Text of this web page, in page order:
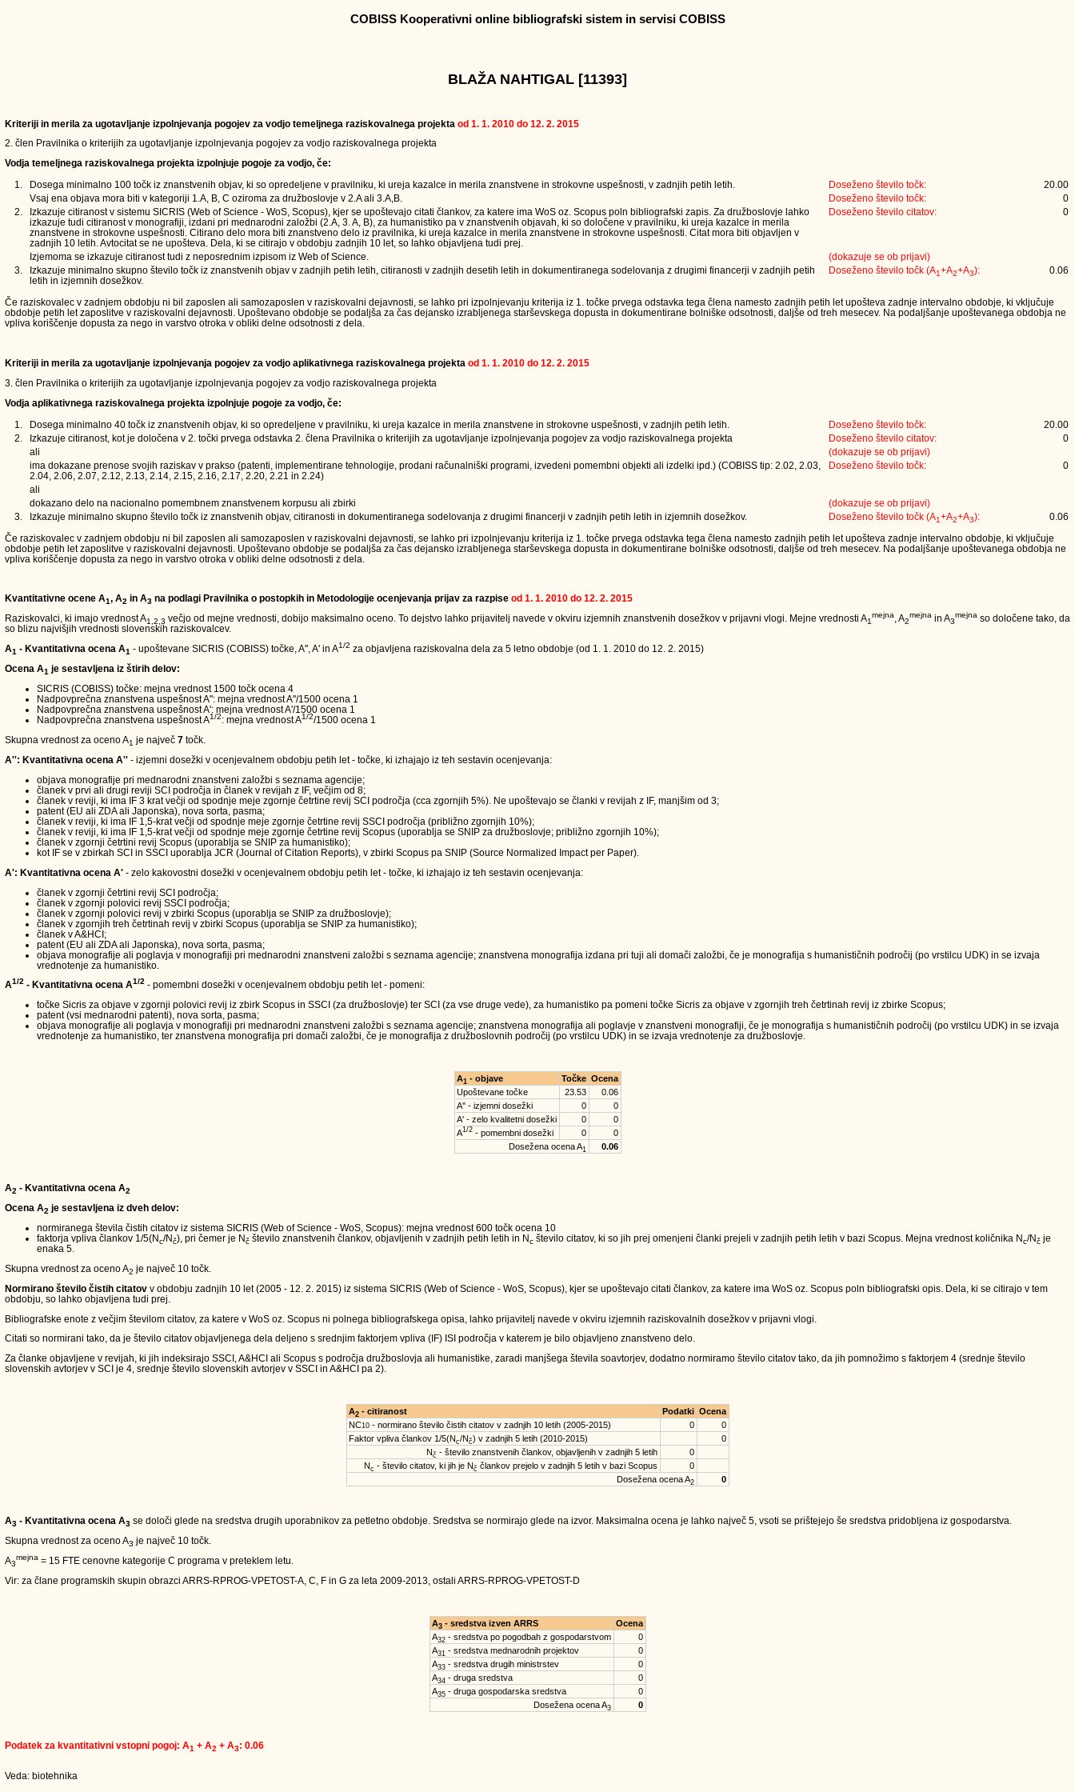
COBISS Kooperativni online bibliografski sistem in servisi COBISS
BLAŽA NAHTIGAL [11393]
Kriteriji in merila za ugotavljanje izpolnjevanja pogojev za vodjo temeljnega raziskovalnega projekta od 1. 1. 2010 do 12. 2. 2015
2. člen Pravilnika o kriterijih za ugotavljanje izpolnjevanja pogojev za vodjo raziskovalnega projekta
Vodja temeljnega raziskovalnega projekta izpolnjuje pogoje za vodjo, če:
1.
Dosega minimalno 100 točk iz znanstvenih objav, ki so opredeljene v pravilniku, ki ureja kazalce in merila znanstvene in strokovne uspešnosti, v zadnjih petih letih. Doseženo število točk:
20.00
Vsaj ena objava mora biti v kategoriji 1.A, B, C oziroma za družboslovje v 2.A ali 3.A,B.
Doseženo število točk:
0
2.
Izkazuje citiranost v sistemu SICRIS (Web of Science - WoS, Scopus), kjer se upoštevajo citati člankov, za katere ima WoS oz. Scopus poln bibliografski zapis. Za družboslovje lahko
izkazuje tudi citiranost v monografiji, izdani pri mednarodni založbi (2.A, 3. A, B), za humanistiko pa v znanstvenih objavah, ki so določene v pravilniku, ki ureja kazalce in merila
znanstvene in strokovne uspešnosti. Citirano delo mora biti znanstveno delo iz pravilnika, ki ureja kazalce in merila znanstvene in strokovne uspešnosti. Citat mora biti objavljen v
zadnjih 10 letih. Avtocitat se ne upošteva. Dela, ki se citirajo v obdobju zadnjih 10 let, so lahko objavljena tudi prej.
Doseženo število citatov: 0
Izjemoma se izkazuje citiranost tudi z neposrednim izpisom iz Web of Science.
(dokazuje se ob prijavi)
3.
Izkazuje minimalno skupno število točk iz znanstvenih objav v zadnjih petih letih, citiranosti v zadnjih desetih letih in dokumentiranega sodelovanja z drugimi financerji v zadnjih petih
letih in izjemnih dosežkov.
Doseženo število točk (A1+A2+A3): 0.06
Če raziskovalec v zadnjem obdobju ni bil zaposlen ali samozaposlen v raziskovalni dejavnosti, se lahko pri izpolnjevanju kriterija iz 1. točke prvega odstavka tega člena namesto zadnjih petih let upošteva zadnje intervalno obdobje, ki vključuje
obdobje petih let zaposlitve v raziskovalni dejavnosti. Upoštevano obdobje se podaljša za čas dejansko izrabljenega starševskega dopusta in dokumentirane bolniške odsotnosti, daljše od treh mesecev. Na podaljšanje upoštevanega obdobja ne
vpliva koriščenje dopusta za nego in varstvo otroka v obliki delne odsotnosti z dela.
Kriteriji in merila za ugotavljanje izpolnjevanja pogojev za vodjo aplikativnega raziskovalnega projekta od 1. 1. 2010 do 12. 2. 2015
3. člen Pravilnika o kriterijih za ugotavljanje izpolnjevanja pogojev za vodjo raziskovalnega projekta
Vodja aplikativnega raziskovalnega projekta izpolnjuje pogoje za vodjo, če:
1.
Dosega minimalno 40 točk iz znanstvenih objav, ki so opredeljene v pravilniku, ki ureja kazalce in merila znanstvene in strokovne uspešnosti, v zadnjih petih letih. Doseženo število točk:
20.00
2.
Izkazuje citiranost, kot je določena v 2. točki prvega odstavka 2. člena Pravilnika o kriterijih za ugotavljanje izpolnjevanja pogojev za vodjo raziskovalnega projekta Doseženo število citatov:
0
ali
(dokazuje se ob prijavi)
ima dokazane prenose svojih raziskav v prakso (patenti, implementirane tehnologije, prodani računalniški programi, izvedeni pomembni objekti ali izdelki ipd.) (COBISS tip: 2.02, 2.03,
2.04, 2.06, 2.07, 2.12, 2.13, 2.14, 2.15, 2.16, 2.17, 2.20, 2.21 in 2.24)
Doseženo število točk: 0
ali
dokazano delo na nacionalno pomembnem znanstvenem korpusu ali zbirki
(dokazuje se ob prijavi)
3.
Izkazuje minimalno skupno število točk iz znanstvenih objav, citiranosti in dokumentiranega sodelovanja z drugimi financerji v zadnjih petih letih in izjemnih dosežkov. Doseženo število točk (A1+A2+A3):
0.06
Če raziskovalec v zadnjem obdobju ni bil zaposlen ali samozaposlen v raziskovalni dejavnosti, se lahko pri izpolnjevanju kriterija iz 1. točke prvega odstavka tega člena namesto zadnjih petih let upošteva zadnje intervalno obdobje, ki vključuje
obdobje petih let zaposlitve v raziskovalni dejavnosti. Upoštevano obdobje se podaljša za čas dejansko izrabljenega starševskega dopusta in dokumentirane bolniške odsotnosti, daljše od treh mesecev. Na podaljšanje upoštevanega obdobja ne
vpliva koriščenje dopusta za nego in varstvo otroka v obliki delne odsotnosti z dela.
Kvantitativne ocene A1, A2 in A3 na podlagi Pravilnika o postopkih in Metodologije ocenjevanja prijav za razpise od 1. 1. 2010 do 12. 2. 2015
Raziskovalci, ki imajo vrednost A1,2,3 večjo od mejne vrednosti, dobijo maksimalno oceno. To dejstvo lahko prijavitelj navede v okviru izjemnih znanstvenih dosežkov v prijavni vlogi. Mejne vrednosti A1
mejna, A2
mejna in A3
mejna so določene tako, da
so blizu najvišjih vrednosti slovenskih raziskovalcev.
A1 - Kvantitativna ocena A1 - upoštevane SICRIS (COBISS) točke, A'', A' in A1/2 za objavljena raziskovalna dela za 5 letno obdobje (od 1. 1. 2010 do 12. 2. 2015)
Ocena A1 je sestavljena iz štirih delov:
SICRIS (COBISS) točke: mejna vrednost 1500 točk ocena 4
Nadpovprečna znanstvena uspešnost A'': mejna vrednost A''/1500 ocena 1
Nadpovprečna znanstvena uspešnost A': mejna vrednost A'/1500 ocena 1
Nadpovprečna znanstvena uspešnost A1/2: mejna vrednost A1/2/1500 ocena 1
Skupna vrednost za oceno A1 je največ 7 točk.
A'': Kvantitativna ocena A'' - izjemni dosežki v ocenjevalnem obdobju petih let - točke, ki izhajajo iz teh sestavin ocenjevanja:
objava monografije pri mednarodni znanstveni založbi s seznama agencije;
članek v prvi ali drugi reviji SCI področja in članek v revijah z IF, večjim od 8;
članek v reviji, ki ima IF 3 krat večji od spodnje meje zgornje četrtine revij SCI področja (cca zgornjih 5%). Ne upoštevajo se članki v revijah z IF, manjšim od 3;
patent (EU ali ZDA ali Japonska), nova sorta, pasma;
članek v reviji, ki ima IF 1,5-krat večji od spodnje meje zgornje četrtine revij SSCI področja (približno zgornjih 10%);
članek v reviji, ki ima IF 1,5-krat večji od spodnje meje zgornje četrtine revij Scopus (uporablja se SNIP za družboslovje; približno zgornjih 10%);
članek v zgornji četrtini revij Scopus (uporablja se SNIP za humanistiko);
kot IF se v zbirkah SCI in SSCI uporablja JCR (Journal of Citation Reports), v zbirki Scopus pa SNIP (Source Normalized Impact per Paper).
A': Kvantitativna ocena A' - zelo kakovostni dosežki v ocenjevalnem obdobju petih let - točke, ki izhajajo iz teh sestavin ocenjevanja:
članek v zgornji četrtini revij SCI področja;
članek v zgornji polovici revij SSCI področja;
članek v zgornji polovici revij v zbirki Scopus (uporablja se SNIP za družboslovje);
članek v zgornjih treh četrtinah revij v zbirki Scopus (uporablja se SNIP za humanistiko);
članek v A&HCI;
patent (EU ali ZDA ali Japonska), nova sorta, pasma;
objava monografije ali poglavja v monografiji pri mednarodni znanstveni založbi s seznama agencije; znanstvena monografija izdana pri tuji ali domači založbi, če je monografija s humanističnih področij (po vrstilcu UDK) in se izvaja
vrednotenje za humanistiko.
A1/2 - Kvantitativna ocena A1/2 - pomembni dosežki v ocenjevalnem obdobju petih let - pomeni:
točke Sicris za objave v zgornji polovici revij iz zbirk Scopus in SSCI (za družboslovje) ter SCI (za vse druge vede), za humanistiko pa pomeni točke Sicris za objave v zgornjih treh četrtinah revij iz zbirke Scopus;
patent (vsi mednarodni patenti), nova sorta, pasma;
objava monografije ali poglavja v monografiji pri mednarodni znanstveni založbi s seznama agencije; znanstvena monografija ali poglavje v znanstveni monografiji, če je monografija s humanističnih področij (po vrstilcu UDK) in se izvaja
vrednotenje za humanistiko, ter znanstvena monografija pri domači založbi, če je monografija z družboslovnih področij (po vrstilcu UDK) in se izvaja vrednotenje za družboslovje.
A1 - objave Točke Ocena
Upoštevane točke
23.53
0.06
A'' - izjemni dosežki
0
0
A' - zelo kvalitetni dosežki
0
0
A1/2- pomembni dosežki 0
0
Dosežena ocena A1 0.06
A2 - Kvantitativna ocena A2
Ocena A2 je sestavljena iz dveh delov:
normiranega števila čistih citatov iz sistema SICRIS (Web of Science - WoS, Scopus): mejna vrednost 600 točk ocena 10
faktorja vpliva člankov 1/5(Nc/Nč), pri čemer je Nč število znanstvenih člankov, objavljenih v zadnjih petih letih in Nc število citatov, ki so jih prej omenjeni članki prejeli v zadnjih petih letih v bazi Scopus. Mejna vrednost količnika Nc/Nč je
enaka 5.
Skupna vrednost za oceno A2 je največ 10 točk.
Normirano število čistih citatov v obdobju zadnjih 10 let (2005 - 12. 2. 2015) iz sistema SICRIS (Web of Science - WoS, Scopus), kjer se upoštevajo citati člankov, za katere ima WoS oz. Scopus poln bibliografski opis. Dela, ki se citirajo v tem
obdobju, so lahko objavljena tudi prej.
Bibliografske enote z večjim številom citatov, za katere v WoS oz. Scopus ni polnega bibliografskega opisa, lahko prijavitelj navede v okviru izjemnih raziskovalnih dosežkov v prijavni vlogi.
Citati so normirani tako, da je število citatov objavljenega dela deljeno s srednjim faktorjem vpliva (IF) ISI področja v katerem je bilo objavljeno znanstveno delo.
Za članke objavljene v revijah, ki jih indeksirajo SSCI, A&HCI ali Scopus s področja družboslovja ali humanistike, zaradi manjšega števila soavtorjev, dodatno normiramo število citatov tako, da jih pomnožimo s faktorjem 4 (srednje število
slovenskih avtorjev v SCI je 4, srednje število slovenskih avtorjev v SSCI in A&HCI pa 2).
A2- citiranost Podatki Ocena
NC10- normirano število čistih citatov v zadnjih 10 letih (2005-2015) 0
0
Faktor vpliva člankov 1/5(Nc/Nč) v zadnjih 5 letih (2010-2015)
0
Nč - število znanstvenih člankov, objavljenih v zadnjih 5 letih
0
Nc - število citatov, ki jih je Nč člankov prejelo v zadnjih 5 letih v bazi Scopus
0
Dosežena ocena A2 0
A3 - Kvantitativna ocena A3 se določi glede na sredstva drugih uporabnikov za petletno obdobje. Sredstva se normirajo glede na izvor. Maksimalna ocena je lahko največ 5, vsoti se prištejejo še sredstva pridobljena iz gospodarstva.
Skupna vrednost za oceno A3 je največ 10 točk.
A3
mejna = 15 FTE cenovne kategorije C programa v preteklem letu.
Vir: za člane programskih skupin obrazci ARRS-RPROG-VPETOST-A, C, F in G za leta 2009-2013, ostali ARRS-RPROG-VPETOST-D
A3- sredstva izven ARRS
Ocena
A32- sredstva po pogodbah z gospodarstvom
0
A31 - sredstva mednarodnih projektov
0
A33- sredstva drugih ministrstev
0
A34 - druga sredstva
0
A35- druga gospodarska sredstva
0
Dosežena ocena A3 0
Podatek za kvantitativni vstopni pogoj: A1 + A2 + A3: 0.06
Veda: biotehnika